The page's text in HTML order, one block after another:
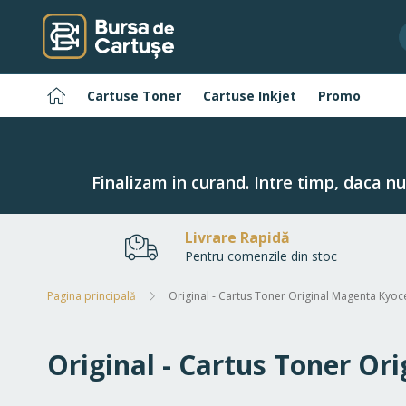
Navigați
la
Conținut
PaginaCartuse Toner Cartuse Inkjet Promo
Finalizam in curand. Intre timp, daca
Livrare Rapidă
Pentru comenzile din stoc
Pagina principală Original - Cartus Toner Original Magenta
Original - Cartus Toner